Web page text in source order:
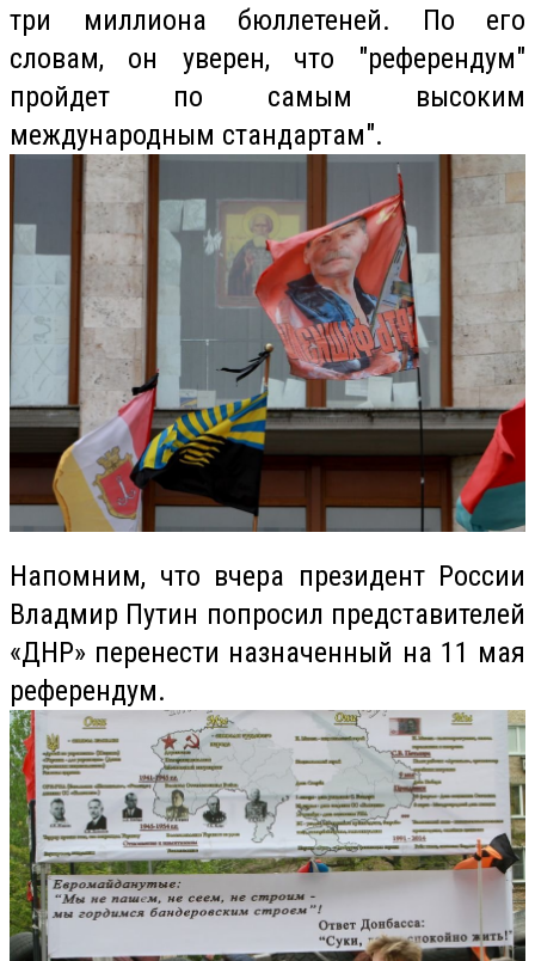
три миллиона бюллетеней. По его
словам, он уверен, что "референдум"
пройдет по самым высоким
международным стандартам".
Напомним, что вчера президент России
Владмир Путин попросил представителей
«ДНР» перенести назначенный на 11 мая
референдум.